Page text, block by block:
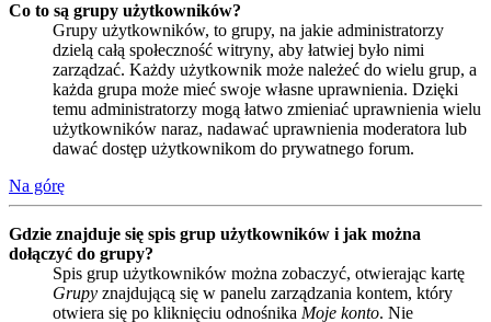
Co to są grupy użytkowników?
Grupy użytkowników, to grupy, na jakie administratorzy
dzielą całą społeczność witryny, aby łatwiej było nimi
zarządzać. Każdy użytkownik może należeć do wielu grup, a
każda grupa może mieć swoje własne uprawnienia. Dzięki
temu administratorzy mogą łatwo zmieniać uprawnienia wielu
użytkowników naraz, nadawać uprawnienia moderatora lub
dawać dostęp użytkownikom do prywatnego forum.
Na górę
Gdzie znajduje się spis grup użytkowników i jak można
dołączyć do grupy?
Spis grup użytkowników można zobaczyć, otwierając kartę
Grupy znajdującą się w panelu zarządzania kontem, który
otwiera się po kliknięciu odnośnika Moje konto. Nie